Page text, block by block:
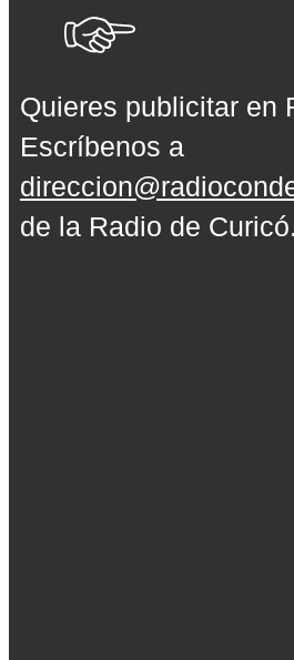
Quieres publicitar en
Escríbenos a
de la Radio de Curicó.